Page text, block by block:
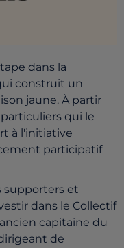
dans la
construit un
jaune. À partir
qui le
à l'initiative
participatif
supporters et
dans le Collectif
capitaine du
de